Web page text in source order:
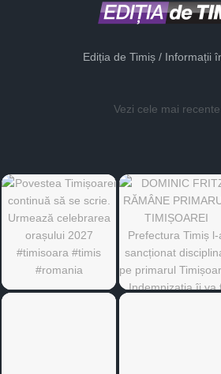
Ediția de Timiș / Informații
Vezi cele mai